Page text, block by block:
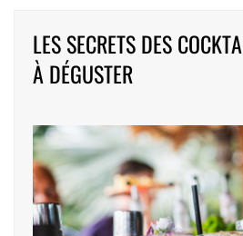
LES SECRETS DES
À DÉGUSTER